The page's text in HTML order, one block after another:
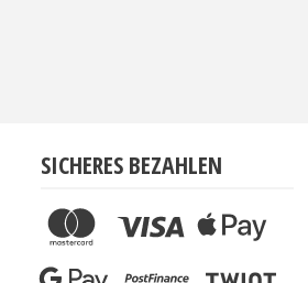
SICHERES BEZAHLEN